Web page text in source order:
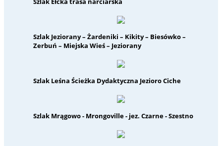
Szlak Jeziorany – Żardeniki – Kikity – Biesówko –
Zerbuń – Miejska Wieś – Jeziorany
Szlak Leśna Ścieżka Dydaktyczna Jezioro Ciche
Szlak Mrągowo - Mrongoville - jez. Czarne - Szestno